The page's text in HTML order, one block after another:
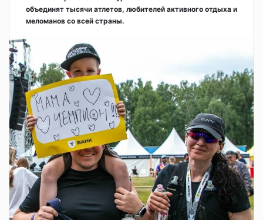
объединят тысячи атлетов, любителей активного отдыха и
меломанов со всей страны.